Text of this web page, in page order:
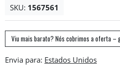
SKU: 1567561
Viu mais barato? Nós cobrimos a oferta –
Envia para: